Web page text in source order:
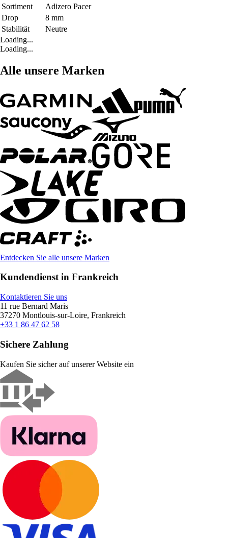
Sortiment
Adizero Pacer
Drop
8 mm
Stabilität
Neutre
Loading...
Loading...
Alle unsere Marken
Entdecken Sie alle unsere Marken
Kundendienst in Frankreich
Kontaktieren Sie uns
11 rue Bernard Maris
37270 Montlouis-sur-Loire, Frankreich
+33 1 86 47 62 58
Sichere Zahlung
Kaufen Sie sicher auf unserer Website ein